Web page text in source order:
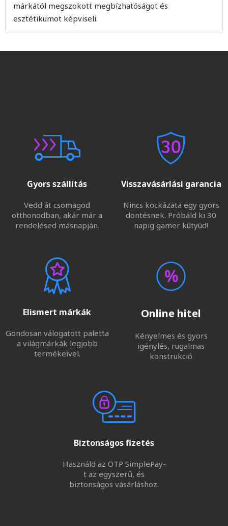
márkától megszokott megbízhatóságot és
esztétikumot képviseli.
Gyors szállítás
Vedd át csomagod
otthonodban, akár már a
rendelésed másnapján.
Visszavásárlási garancia
Nincs kockázata egy gyors
döntésnek. Próbáld ki 30
napig gamer kütyüd!
Elismert márkák
Gondosan válogatott paletta
a világmárkák legjobb
termékeivel.
Online hitel
Kényelmes és gyors
igénylés, rugalmas
konstrukció
Biztonságos fizetés
Használd az OTP SimplePay-
t az egyszerű, és
biztonságos vásárláshoz.